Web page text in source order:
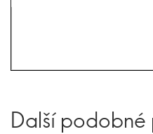
Další